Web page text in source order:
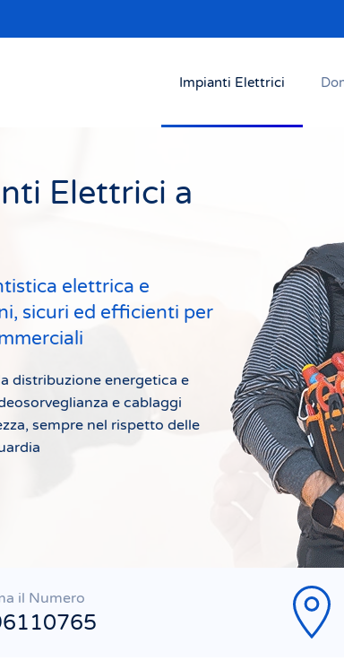
Impianti Elettrici
Elettrici a
elettrica e
sicuri ed efficienti per
distribuzione energetica e
e cablaggi
sempre nel rispetto delle
il Numero